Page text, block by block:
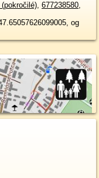
, 677238580,
og